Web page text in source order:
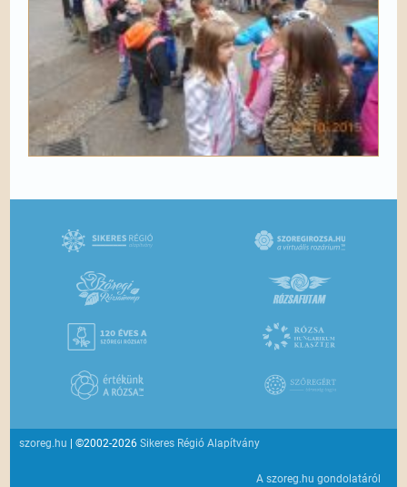
szoreg.hu | ©2002-2026Sikeres Régió Alapítvány
A szoreg.hu gondolatáról